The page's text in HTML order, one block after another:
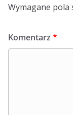
Wymagane pola
Komentarz *